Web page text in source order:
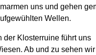
uns und gehen
Wellen.
der Klosterruine führt uns
Ab und zu sehen wir